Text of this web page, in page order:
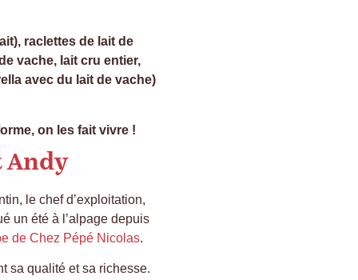
raclettes de lait de
vache, lait cru entier,
avec du lait de vache)
on les fait vivre !
Andy
le chef d’exploitation,
un été à l’alpage depuis
de Chez Pépé Nicolas.
sa qualité et sa richesse.